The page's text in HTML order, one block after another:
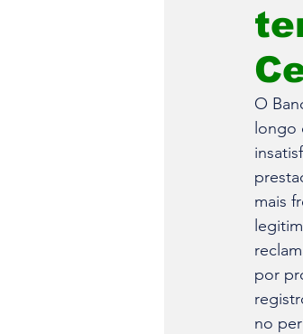
Máquinas
O
longo
mais
por
no